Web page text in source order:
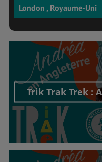
London , Royaume-Uni
Trik Trak Trek :